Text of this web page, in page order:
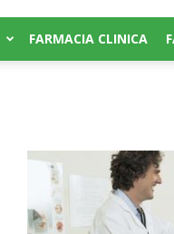
FARMACIA CLINICA